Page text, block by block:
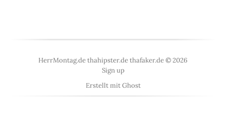
HerrMontag.de thahipster.de thafaker.de © 2026
Sign up
Erstellt mitGhost